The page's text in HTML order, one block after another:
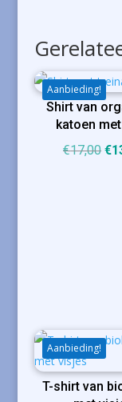
Aanbieding!
Shirt van
katoen
€17,00 €
Aanbieding!
T-shirt van